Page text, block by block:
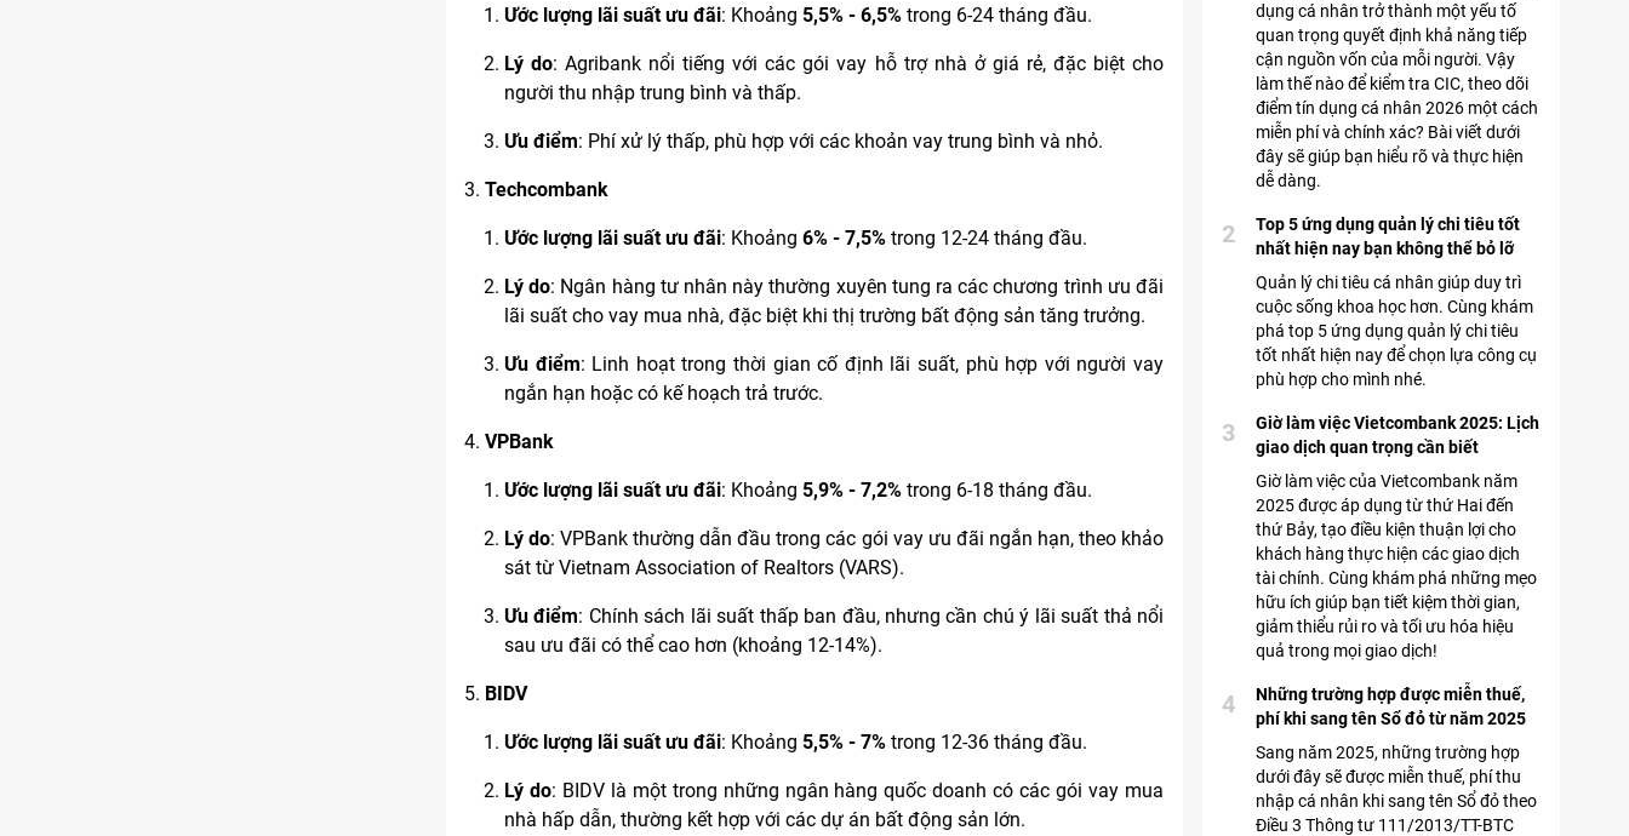
Ước lượng lãi suất ưu đãi: Khoảng 5,5% - 6,5% trong 6-24 tháng đầu.
Lý do: Agribank nổi tiếng với các gói vay hỗ trợ nhà ở giá rẻ, đặc biệt cho
người thu nhập trung bình và thấp.
Ưu điểm: Phí xử lý thấp, phù hợp với các khoản vay trung bình và nhỏ.
Techcombank
Ước lượng lãi suất ưu đãi: Khoảng 6% - 7,5% trong 12-24 tháng đầu.
Lý do: Ngân hàng tư nhân này thường xuyên tung ra các chương trình ưu đãi
lãi suất cho vay mua nhà, đặc biệt khi thị trường bất động sản tăng trưởng.
Ưu điểm: Linh hoạt trong thời gian cố định lãi suất, phù hợp với người vay
ngắn hạn hoặc có kế hoạch trả trước.
VPBank
Ước lượng lãi suất ưu đãi: Khoảng 5,9% - 7,2% trong 6-18 tháng đầu.
Lý do: VPBank thường dẫn đầu trong các gói vay ưu đãi ngắn hạn, theo khảo
sát từ Vietnam Association of Realtors (VARS).
Ưu điểm: Chính sách lãi suất thấp ban đầu, nhưng cần chú ý lãi suất thả nổi
sau ưu đãi có thể cao hơn (khoảng 12-14%).
BIDV
Ước lượng lãi suất ưu đãi: Khoảng 5,5% - 7% trong 12-36 tháng đầu.
Lý do: BIDV là một trong những ngân hàng quốc doanh có các gói vay mua
nhà hấp dẫn, thường kết hợp với các dự án bất động sản lớn.
dụng cá nhân trở thành một yếu tố
quan trọng quyết định khả năng tiếp
cận nguồn vốn của mỗi người. Vậy
làm thế nào để kiểm tra CIC, theo dõi
điểm tín dụng cá nhân 2026 một cách
miễn phí và chính xác? Bài viết dưới
đây sẽ giúp bạn hiểu rõ và thực hiện
dễ dàng.
Top 5 ứng dụng quản lý chi tiêu tốt
nhất hiện nay bạn không thể bỏ lỡ
2
Quản lý chi tiêu cá nhân giúp duy trì
cuộc sống khoa học hơn. Cùng khám
phá top 5 ứng dụng quản lý chi tiêu
tốt nhất hiện nay để chọn lựa công cụ
phù hợp cho mình nhé.
Giờ làm việc Vietcombank 2025: Lịch
giao dịch quan trọng cần biết
3
Giờ làm việc của Vietcombank năm
2025 được áp dụng từ thứ Hai đến
thứ Bảy, tạo điều kiện thuận lợi cho
khách hàng thực hiện các giao dịch
tài chính. Cùng khám phá những mẹo
hữu ích giúp bạn tiết kiệm thời gian,
giảm thiểu rủi ro và tối ưu hóa hiệu
quả trong mọi giao dịch!
Những trường hợp được miễn thuế,
phí khi sang tên Sổ đỏ từ năm 2025
4
Sang năm 2025, những trường hợp
dưới đây sẽ được miễn thuế, phí thu
nhập cá nhân khi sang tên Sổ đỏ theo
Điều 3 Thông tư 111/2013/TT-BTC